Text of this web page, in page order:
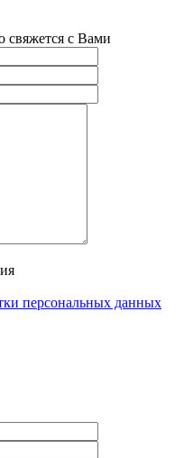
свяжется с Вами
персональных данных